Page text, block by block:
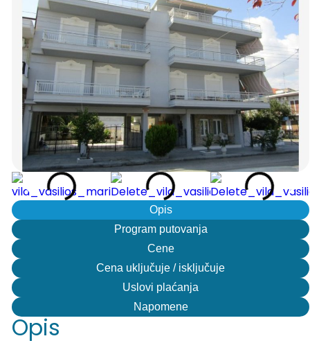
Opis
Program putovanja
Cene
Cena uključuje / isključuje
Uslovi plaćanja
Napomene
Opis